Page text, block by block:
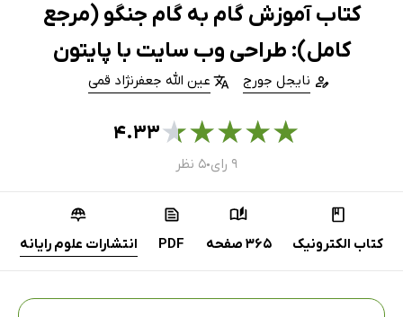
کتاب آموزش گام به گام جنگو (مرجع
کامل): طراحی وب سایت با پایتون
نایجل جورج عین الله جعفرنژاد قمی
★
★
★
★
★۴.۳۳
۹ رای ●۵ نظر
کتاب الکترونیک 365 صفحه PDF انتشارات علوم رایانه